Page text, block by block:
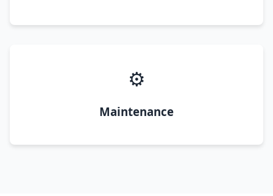
⚙️
Maintenance